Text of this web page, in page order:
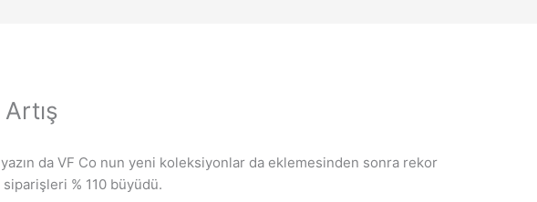
yazın da VF Co nun yeni koleksiyonlar da eklemesinden sonra rekor
% 110 büyüdü.